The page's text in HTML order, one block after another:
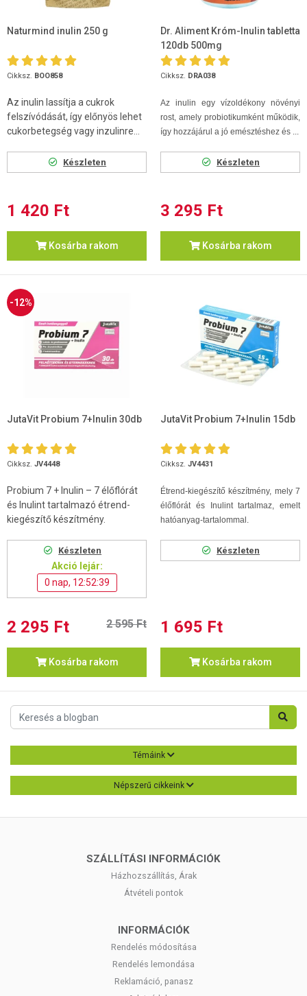
Naturmind inulin 250 g
Cikksz. BOO858
Az inulin lassítja a cukrok
felszívódását, így előnyös lehet
cukorbetegség vagy inzulinre...
Készleten
1 420 Ft
Kosárba rakom
Dr. Aliment Króm-Inulin tabletta
120db 500mg
Cikksz. DRA038
Az inulin egy vízoldékony növényi
rost, amely probiotikumként működik,
így hozzájárul a jó emésztéshez és ...
Készleten
3 295 Ft
Kosárba rakom
-12%
JutaVit Probium 7+Inulin 30db
Cikksz. JV4448
Probium 7 + Inulin – 7 élőflórát
és Inulint tartalmazó étrend-
kiegészítő készítmény.
Készleten
Akció lejár:
0 nap, 12:52:38
2 295 Ft 2 595 Ft
Kosárba rakom
JutaVit Probium 7+Inulin 15db
Cikksz. JV4431
Étrend-kiegészítő készítmény, mely 7
élőflórát és Inulint tartalmaz, emelt
hatóanyag-tartalommal.
Készleten
1 695 Ft
Kosárba rakom
Témáink
Népszerű cikkeink
SZÁLLÍTÁSI INFORMÁCIÓK
Házhozszállítás, Árak
Átvételi pontok
INFORMÁCIÓK
Rendelés módosítása
Rendelés lemondása
Reklamáció, panasz